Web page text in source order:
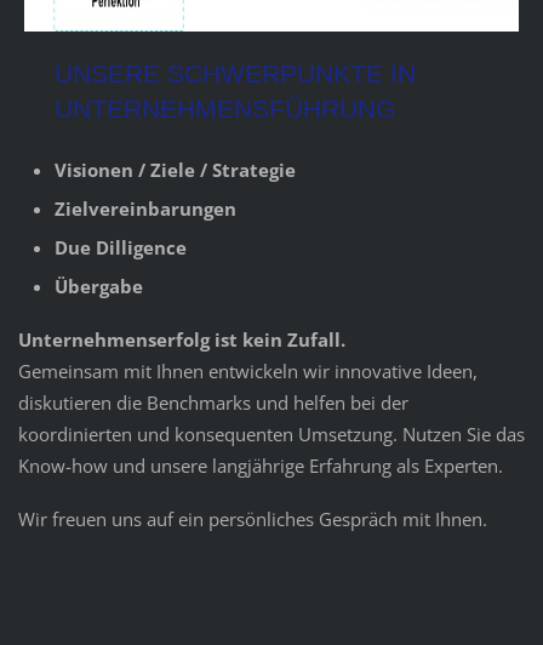
UNSERE SCHWERPUNKTE IN
UNTERNEHMENSFÜHRUNG
Visionen / Ziele / Strategie
Zielvereinbarungen
Due Dilligence
Übergabe
Unternehmenserfolg ist kein Zufall.
Gemeinsam mit Ihnen entwickeln wir innovative Ideen,
diskutieren die Benchmarks und helfen bei der
koordinierten und konsequenten Umsetzung. Nutzen Sie das
Know-how und unsere langjährige Erfahrung als Experten.
Wir freuen uns auf ein persönliches Gespräch mit Ihnen.